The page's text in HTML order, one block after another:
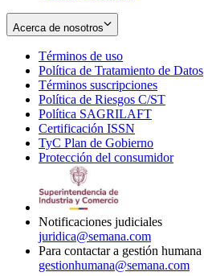
Acerca de nosotros
Términos de uso
in
new
window
Política de Tratamiento de Datos
Términos suscripciones
in
Política de Riesgos C/ST
Política SAGRILAFT
new
window
Certificación ISSN
in
new
TyC Plan de Gobierno
in
Protección del consumidorOpens
Notificaciones judiciales
juridica@semana.com
Para contactar a gestión humana
gestionhumana@semana.com